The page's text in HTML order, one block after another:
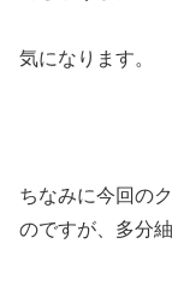
気になります。
ちなみに今回の
のですが、多分